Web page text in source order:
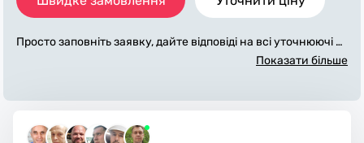
Просто заповніть заявку, дайте відповіді на всі уточнюючі за
питання по «ремонт газової духовки». Ми зв'яжемося з вам
иконавці стежать за чистотою та прибирають робоче місце.
Показати більше